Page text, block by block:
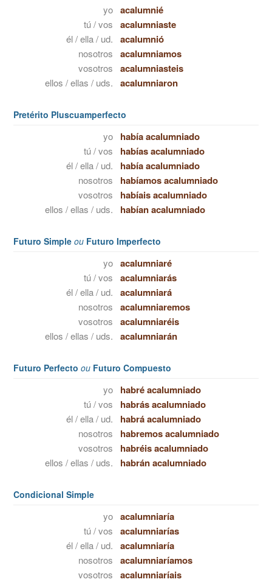
yo acalumnié
tú / vos acalumniaste
él / ella / ud. acalumnió
nosotros acalumniamos
vosotros acalumniasteis
ellos / ellas / uds. acalumniaron
Pretérito Pluscuamperfecto
yo había acalumniado
tú / vos habías acalumniado
él / ella / ud. había acalumniado
nosotros habíamos acalumniado
vosotros habíais acalumniado
ellos / ellas / uds. habían acalumniado
Futuro Simple ou Futuro Imperfecto
yo acalumniaré
tú / vos acalumniarás
él / ella / ud. acalumniará
nosotros acalumniaremos
vosotros acalumniaréis
ellos / ellas / uds. acalumniarán
Futuro Perfecto ou Futuro Compuesto
yo habré acalumniado
tú / vos habrás acalumniado
él / ella / ud. habrá acalumniado
nosotros habremos acalumniado
vosotros habréis acalumniado
ellos / ellas / uds. habrán acalumniado
Condicional Simple
yo acalumniaría
tú / vos acalumniarías
él / ella / ud. acalumniaría
nosotros acalumniaríamos
vosotros acalumniaríais